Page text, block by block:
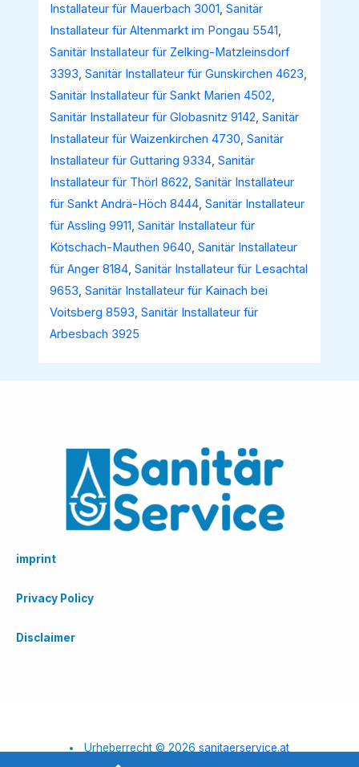
Installateur für Mauerbach 3001,Sanitär
Installateur für Altenmarkt im Pongau 5541,
Sanitär Installateur für Zelking-Matzleinsdorf
3393,Sanitär Installateur für Gunskirchen 4623,
Sanitär Installateur für Sankt Marien 4502,
Sanitär Installateur für Globasnitz 9142,Sanitär
Installateur für Waizenkirchen 4730,Sanitär
Installateur für Guttaring 9334,Sanitär
Installateur für Thörl 8622,Sanitär Installateur
für Sankt Andrä-Höch 8444,Sanitär Installateur
für Assling 9911,Sanitär Installateur für
Kötschach-Mauthen 9640,Sanitär Installateur
für Anger 8184,Sanitär Installateur für Lesachtal
9653,Sanitär Installateur für Kainach bei
Voitsberg 8593,Sanitär Installateur für
Arbesbach 3925
imprint
Privacy Policy
Disclaimer
Urheberrecht © 2026sanitaerservice.at